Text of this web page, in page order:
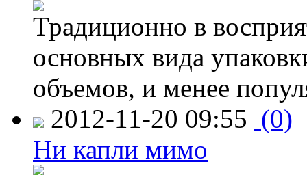
Традиционно в
основных вида
объемов, и менее
2012-11-20 09:55 (0)
Ни капли мимо